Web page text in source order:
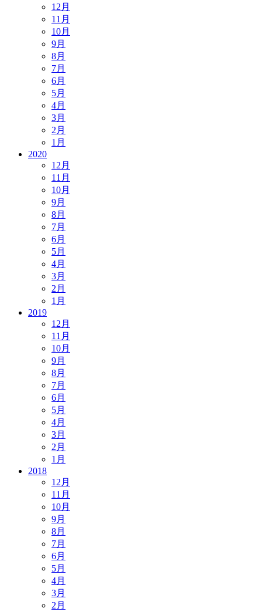
12月
11月
10月
9月
8月
7月
6月
5月
4月
3月
2月
1月
2020
12月
11月
10月
9月
8月
7月
6月
5月
4月
3月
2月
1月
2019
12月
11月
10月
9月
8月
7月
6月
5月
4月
3月
2月
1月
2018
12月
11月
10月
9月
8月
7月
6月
5月
4月
3月
2月